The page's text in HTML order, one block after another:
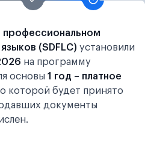
профессиональном
(SDFLC) установили
на программу
основы 1 год – платное
которой будет принято
документы